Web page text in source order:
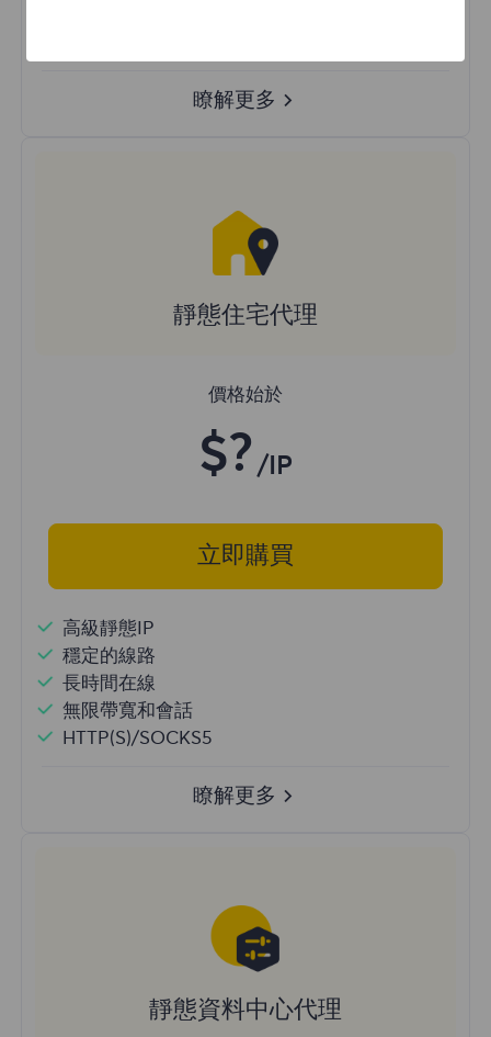
瞭解更多
靜態住宅代理
價格始於
$? /IP
立即購買
高級靜態IP
穩定的線路
長時間在線
無限帶寬和會話
HTTP(S)/SOCKS5
瞭解更多
靜態資料中心代理